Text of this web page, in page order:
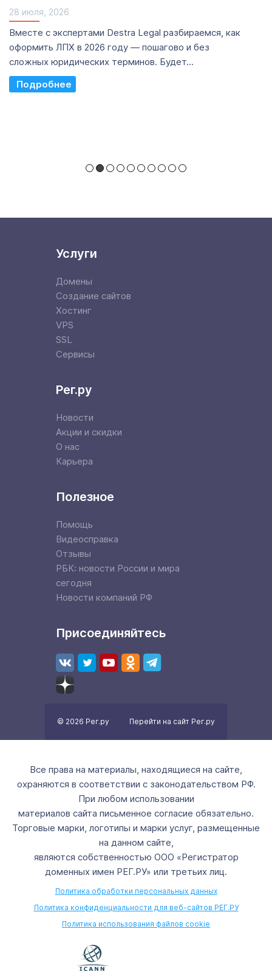
28 июля, 2026
Вместе с экспертами Destra Legal разбираемся, как
оформить ЛПХ в 2026 году — пошагово и без
сложных юридических терминов. Будет...
Read More
Услуги
Домены
Создание сайтов
Хостинг
VPS
SSL
Сервисы
Рег.ру
Новости
Акции и скидки
О нас
Карьера
Полезное
Помощь
Видеосправка
Отзывы
РБК: новости России и мира
сегодня
Новости компаний РФ
Присоединяйтесь
© 2026 Рег.ру Перейти на сайт Рег.ру
Все права на материалы, находящиеся на сайте,
охраняются в соответствии с законодательством РФ.
При любом использовании
материалов сайта письменное согласие обязательно.
Торговые марки, логотипы и марки услуг, размещенные
на данном сайте,
являются собственностью ООО «Регистратор
доменных имен РЕГ.РУ» или третьих лиц.
Политика обработки персональных данных
Политика конфиденциальности для веб-сайтов РЕГ.РУ
Политика использования файлов cookie